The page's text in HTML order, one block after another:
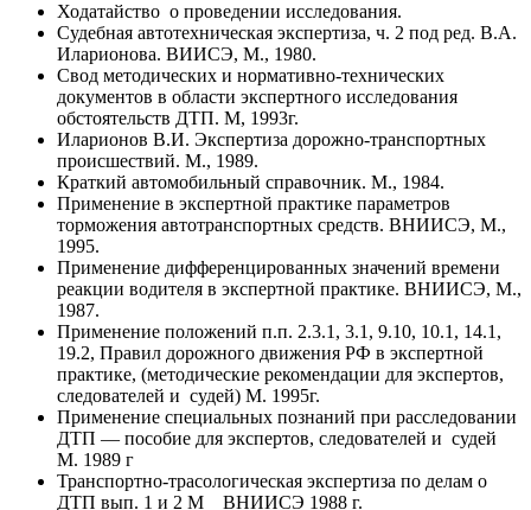
Ходатайство о проведении исследования.
Судебная автотехническая экспертиза, ч. 2 под ред. В.А.
Иларионова. ВИИСЭ, М., 1980.
Свод методических и нормативно-технических
документов в области экспертного исследования
обстоятельств ДТП. М, 1993г.
Иларионов В.И. Экспертиза дорожно-транспортных
происшествий. М., 1989.
Краткий автомобильный справочник. М., 1984.
Применение в экспертной практике параметров
торможения автотранспортных средств. ВНИИСЭ, М.,
1995.
Применение дифференцированных значений времени
реакции водителя в экспертной практике. ВНИИСЭ, М.,
1987.
Применение положений п.п. 2.3.1, 3.1, 9.10, 10.1, 14.1,
19.2, Правил дорожного движения РФ в экспертной
практике, (методические рекомендации для экспертов,
следователей и судей) М. 1995г.
Применение специальных познаний при расследовании
ДТП — пособие для экспертов, следователей и судей
М. 1989 г
Транспортно-трасологическая экспертиза по делам о
ДТП вып. 1 и 2 М ВНИИСЭ 1988 г.